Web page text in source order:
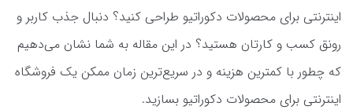
اینترنتی برای محصولات دکوراتیو طراحی کنید؟ دنبال جذب کاربر و
رونق کسب و کارتان هستید؟ در این مقاله به شما نشان می‌دهیم
که چطور با کمترین هزینه و در سریع‌ترین زمان ممکن یک فروشگاه
اینترنتی برای محصولات دکوراتیو بسازید.